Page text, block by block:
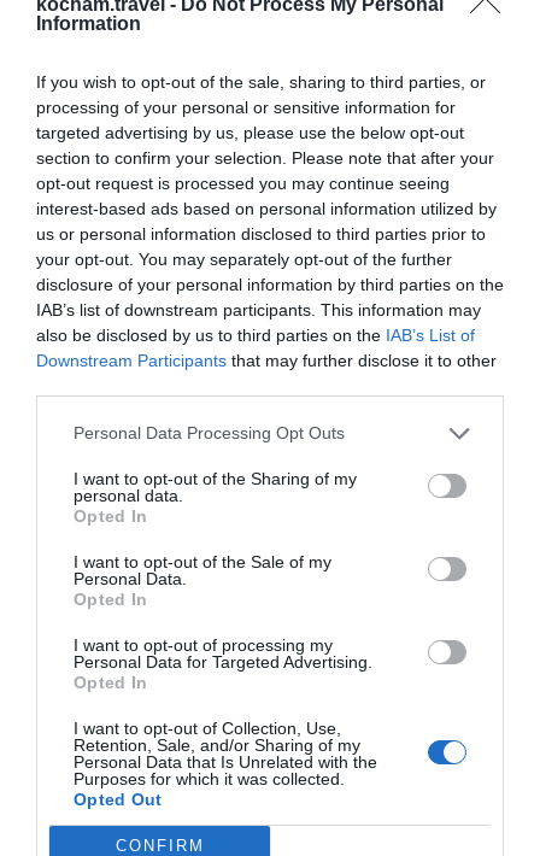
Information
If you wish to opt-out of the sale, sharing to third parties, or
processing of your personal or sensitive information for
targeted advertising by us, please use the below opt-out
section to confirm your selection. Please note that after your
opt-out request is processed you may continue seeing
interest-based ads based on personal information utilized by
us or personal information disclosed to third parties prior to
your opt-out. You may separately opt-out of the further
disclosure of your personal information by third parties on the
IAB’s list of downstream participants. This information may
also be disclosed by us to third parties on the IAB’s List of
Downstream Participants that may further disclose it to other
Personal Data Processing Opt Outs
I want to opt-out of the Sharing of my
personal data.
Opted In
I want to opt-out of the Sale of my
Personal Data.
Opted In
I want to opt-out of processing my
Personal Data for Targeted Advertising.
Opted In
I want to opt-out of Collection, Use,
Retention, Sale, and/or Sharing of my
Personal Data that Is Unrelated with the
Purposes for which it was collected.
Opted Out
CONFIRM
znakiem, że miasto stale rozwija swoje kulinarne
horyzonty. Kucharze, tacy jak Morten Frølich
Rastad i Christoffer Norton, nie boją się
eksperymentować, łącząc lokalne składniki z
nowoczesnymi technikami gotowania. Ich podejście
do kuchni oparte jest na sezonowości i lokalności,
co czyni każde danie unikalnym.
Gastronomia na Targu przy Ingerslevs
Boulevard
Z kolei Targ przy Ingerslevs Boulevard to miejsce,
które oferuje lokalne przysmaki rybne, w tym
norweskie fritakale na bazie ryb. Ta rybna
owoców morza, które zachwycą każdego
smakosza.
Podczas wizyty w Aarhus warto być otwartym na
nowe doświadczenia. Przygotujcie się na długie
posiłki, ponieważ lokalne restauracje często
serwują jedzenie przez kilka godzin. Czasami warto
popularnych miejscach. Warto również
eksplorować lokalne kawiarnie i food trucki
oferujące unikalne dania street food. Tylko tu
można spróbować najlepszych smørrebrød i hot